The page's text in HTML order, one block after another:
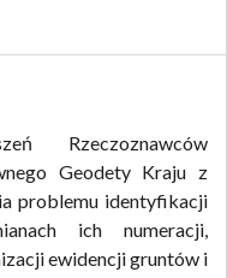
Rzeczoznawców
Geodety Kraju z
problemu identyfikacji
ich numeracji,
ewidencji gruntów i